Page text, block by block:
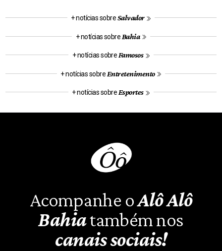
+ notícias sobreSalvador
+ notícias sobre Bahia
+ notícias sobre Famosos
+ notícias sobre Entretenimento
+ notícias sobre Esportes
Acompanhe oAlô Alô
Bahiatambém nos
canais sociais!